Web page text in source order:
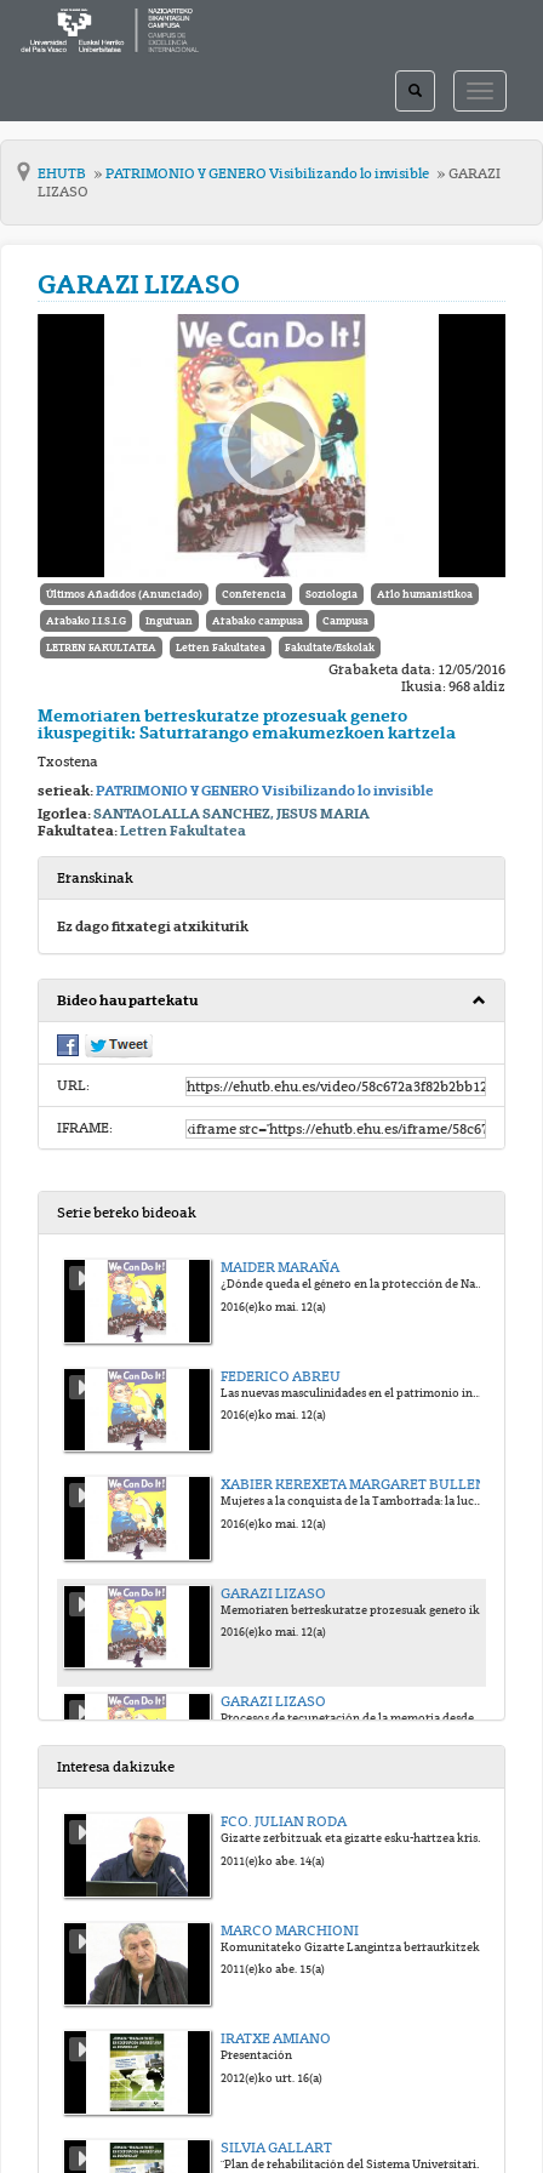
TOGGLE
TOGGLE
SEARCH
EHUTB PATRIMONIO Y GENERO Visibilizando lo invisible
GARAZI
LIZASO
GARAZI LIZASO
Últimos Añadidos (Anunciado) Conferencia Soziologia Arlo humanistikoa
Arabako I.I.S.I.G Inguruan Arabako campusa Campusa
LETREN FAKULTATEA Letren Fakultatea Fakultate/Eskolak
Grabaketa data: 12/05/2016
Ikusia: 968 aldiz
Memoriaren berreskuratze prozesuak genero
ikuspegitik: Saturrarango emakumezkoen kartzela
Txostena
serieak:PATRIMONIO Y GENERO Visibilizando lo invisible
Igorlea:SANTAOLALLA SANCHEZ, JESUS MARIA
Fakultatea:Letren Fakultatea
Eranskinak
Ez dago fitxategi atxikiturik
Bideo hau partekatu
URL:
IFRAME:
Serie bereko bideoak
MAIDER MARAÑA
¿Dónde queda el género en la protección de Naciones Unidas al Patrimonio?
2016(e)ko mai. 12(a)
FEDERICO ABREU
Las nuevas masculinidades en el patrimonio inmaterial: el tango desde un análisis social y de género
2016(e)ko mai. 12(a)
XABIER KEREXETA MARGARET BULLEN
Mujeres a la conquista de la Tamborrada: la lucha de la mujeres por participar en el patrimonio inmaterial de Euskadi
2016(e)ko mai. 12(a)
GARAZI LIZASO
2016(e)ko mai. 12(a)
GARAZI LIZASO
Procesos de recuperación de la memoria desde un enfoque de género: la cárcel de mujeres de Saturarrán
Interesa dakizuke
FCO. JULIAN RODA
Gizarte zerbitzuak eta gizarte esku-hartzea krisi garaietan: bilakaera eta joerak
2011(e)ko abe. 14(a)
MARCO MARCHIONI
2011(e)ko abe. 15(a)
IRATXE AMIANO
Presentación
2012(e)ko urt. 16(a)
SILVIA GALLART
"Plan de rehabilitación del Sistema Universitario en Haití"